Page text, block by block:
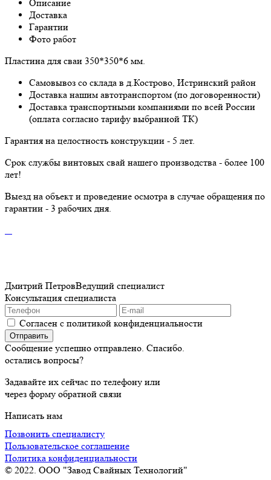
Описание
Доставка
Гарантии
Фото работ
Пластина для сваи 350*350*6 мм.
Самовывоз со склада в д.Кострово, Истринский район
Доставка нашим автотранспортом (по договоренности)
Доставка транспортными компаниями по всей России
(оплата согласно тарифу выбранной ТК)
Гарантия на целостность конструкции - 5 лет.
Срок службы винтовых свай нашего производства - более 100
лет!
Выезд на объект и проведение осмотра в случае обращения по
гарантии - 3 рабочих дня.
Дмитрий ПетровВедущий специалист
Консультация специалиста
Согласен с политикой конфиденциальности
Сообщение успешно отправлено. Спасибо.
остались вопросы?
Задавайте их сейчас по телефону или
через форму обратной связи
Написать нам
Позвонить специалисту
Пользовательское соглашение
Политика конфиденциальности
© 2022. ООО "Завод Свайных Технологий"